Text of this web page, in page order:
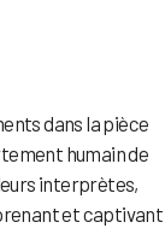
dans la pièce
humain de
interprètes,
et captivant